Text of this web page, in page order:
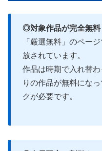
◎対象作品が完全無料
「厳選無料」のペー
放されています。
作品は時期で入れ替
りの作品が無料にな
クが必要です。